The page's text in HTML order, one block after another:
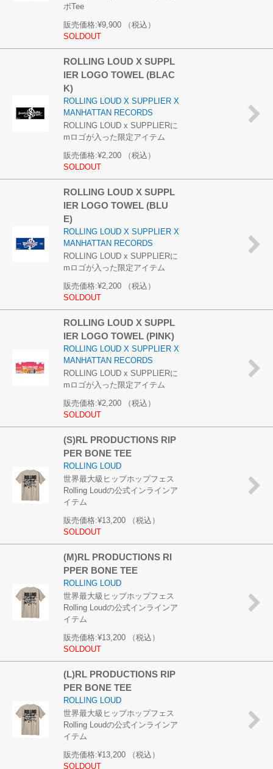
ボTee
販売価格:¥9,900
（税込）
SOLDOUT
ROLLING LOUD X SUPPL
IER LOGO TOWEL (BLAC
K)
ROLLING LOUD X SUPPLIER X
MANHATTAN RECORDS
ROLLING LOUD x SUPPLIERに
mロゴが入った限定アイテム
販売価格:¥2,200
（税込）
SOLDOUT
ROLLING LOUD X SUPPL
IER LOGO TOWEL (BLU
E)
ROLLING LOUD X SUPPLIER X
MANHATTAN RECORDS
ROLLING LOUD x SUPPLIERに
mロゴが入った限定アイテム
販売価格:¥2,200
（税込）
SOLDOUT
ROLLING LOUD X SUPPL
IER LOGO TOWEL (PINK)
ROLLING LOUD X SUPPLIER X
MANHATTAN RECORDS
ROLLING LOUD x SUPPLIERに
mロゴが入った限定アイテム
販売価格:¥2,200
（税込）
SOLDOUT
(S)RL PRODUCTIONS RIP
PER BONE TEE
ROLLING LOUD
世界最大級ヒップホップフェス
Rolling Loudの公式インラインア
イテム
販売価格:¥13,200
（税込）
SOLDOUT
(M)RL PRODUCTIONS RI
PPER BONE TEE
ROLLING LOUD
世界最大級ヒップホップフェス
Rolling Loudの公式インラインア
イテム
販売価格:¥13,200
（税込）
SOLDOUT
(L)RL PRODUCTIONS RIP
PER BONE TEE
ROLLING LOUD
世界最大級ヒップホップフェス
Rolling Loudの公式インラインア
イテム
販売価格:¥13,200
（税込）
SOLDOUT